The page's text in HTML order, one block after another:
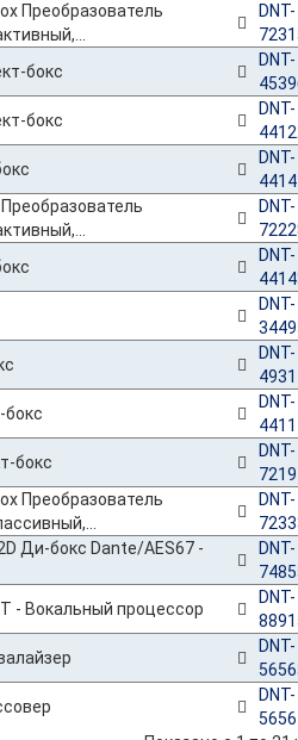
DNT-
DNT-
DNT-
DNT-
DNT-
DNT-
DNT-
DNT-
DNT-
DNT-
DNT-
DNT-
DNT-
DNT-
DNT-